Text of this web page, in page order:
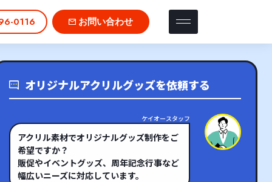
0116 お問い合わせ
オリジナルアクリルグッズを依頼する
ケイオースタッフ
アクリル素材でオリジナルグッズ制作をご
希望ですか？
販促やイベントグッズ、周年記念行事など
幅広いニーズに対応しています。